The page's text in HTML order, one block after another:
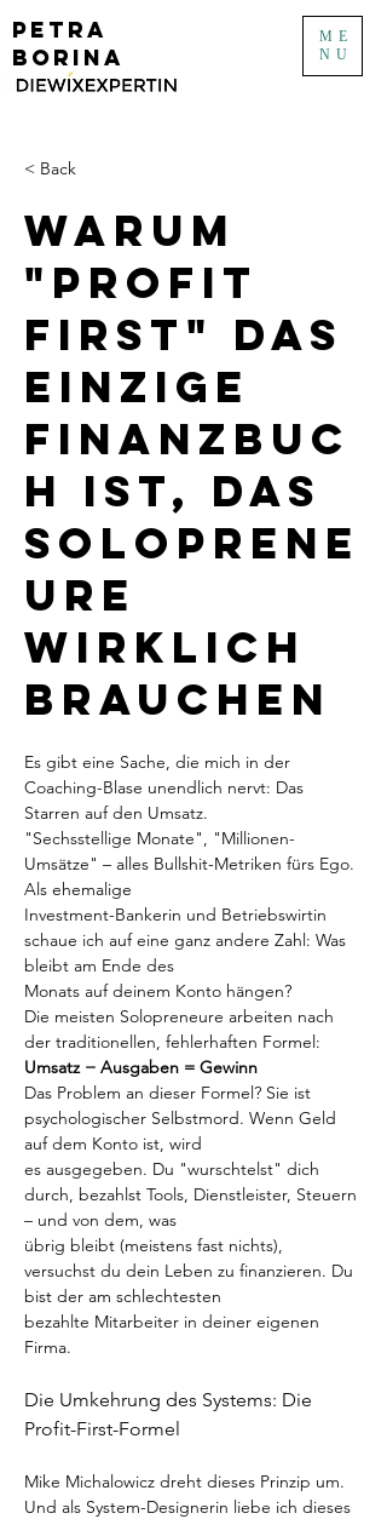
PETRA
BORINA
ME
NU
< Back
Warum
"Profit
First" das
einzige
Finanzbuc
h ist, das
Soloprene
ure
wirklich
brauchen
Es gibt eine Sache, die mich in der
Coaching-Blase unendlich nervt: Das
Starren auf den Umsatz.
"Sechsstellige Monate", "Millionen-
Umsätze" – alles Bullshit-Metriken fürs Ego.
Als ehemalige
Investment-Bankerin und Betriebswirtin
schaue ich auf eine ganz andere Zahl: Was
bleibt am Ende des
Monats auf deinem Konto hängen?
Die meisten Solopreneure arbeiten nach
der traditionellen, fehlerhaften Formel:
Umsatz − Ausgaben = Gewinn
Das Problem an dieser Formel? Sie ist
psychologischer Selbstmord. Wenn Geld
auf dem Konto ist, wird
es ausgegeben. Du "wurschtelst" dich
durch, bezahlst Tools, Dienstleister, Steuern
– und von dem, was
übrig bleibt (meistens fast nichts),
versuchst du dein Leben zu finanzieren. Du
bist der am schlechtesten
bezahlte Mitarbeiter in deiner eigenen
Firma.
Die Umkehrung des Systems: Die
Profit-First-Formel
Mike Michalowicz dreht dieses Prinzip um.
Und als System-Designerin liebe ich dieses